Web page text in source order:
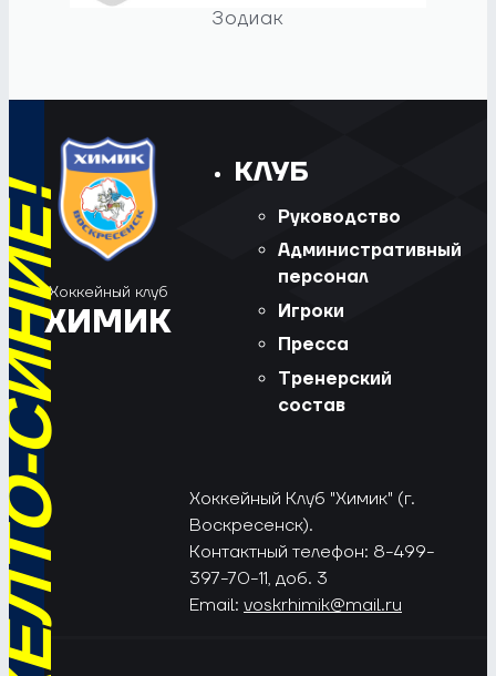
Зодиак
Хоккейный клуб
ХИМИК
КЛУБ
Руководство
Административный
персонал
Игроки
Пресса
Тренерский
состав
Хоккейный Клуб "Химик" (г.
Воскресенск).
Контактный телефон: 8-499-
397-70-11, доб. 3
Email: voskrhimik@mail.ru